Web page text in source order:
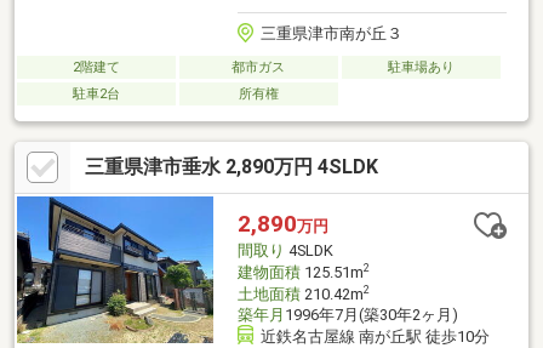
三重県津市南が丘３
2階建て 都市ガス
駐車場あり
駐車2台
所有権
三重県津市垂水 2,890万円 4SLDK
2,890万円
間取り 4SLDK
建物面積125.51m2
土地面積210.42m2
築年月 1996年7月(築30年2ヶ月)
近鉄名古屋線 南が丘駅 徒歩10分